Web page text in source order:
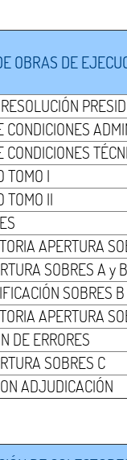
OBRAS DE
CONDICIONES
CONDICIONES
TOMO I
TOMO II
APERTURA
SOBRES A y
SOBRES B
APERTURA
DE ERRORES
SOBRES C
ADJUDICACIÓN